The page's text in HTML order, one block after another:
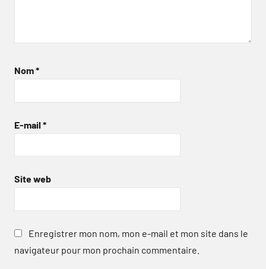
Nom*
E-mail *
Site web
Enregistrer mon nom, mon e-mail et mon site dans le
navigateur pour mon prochain commentaire.